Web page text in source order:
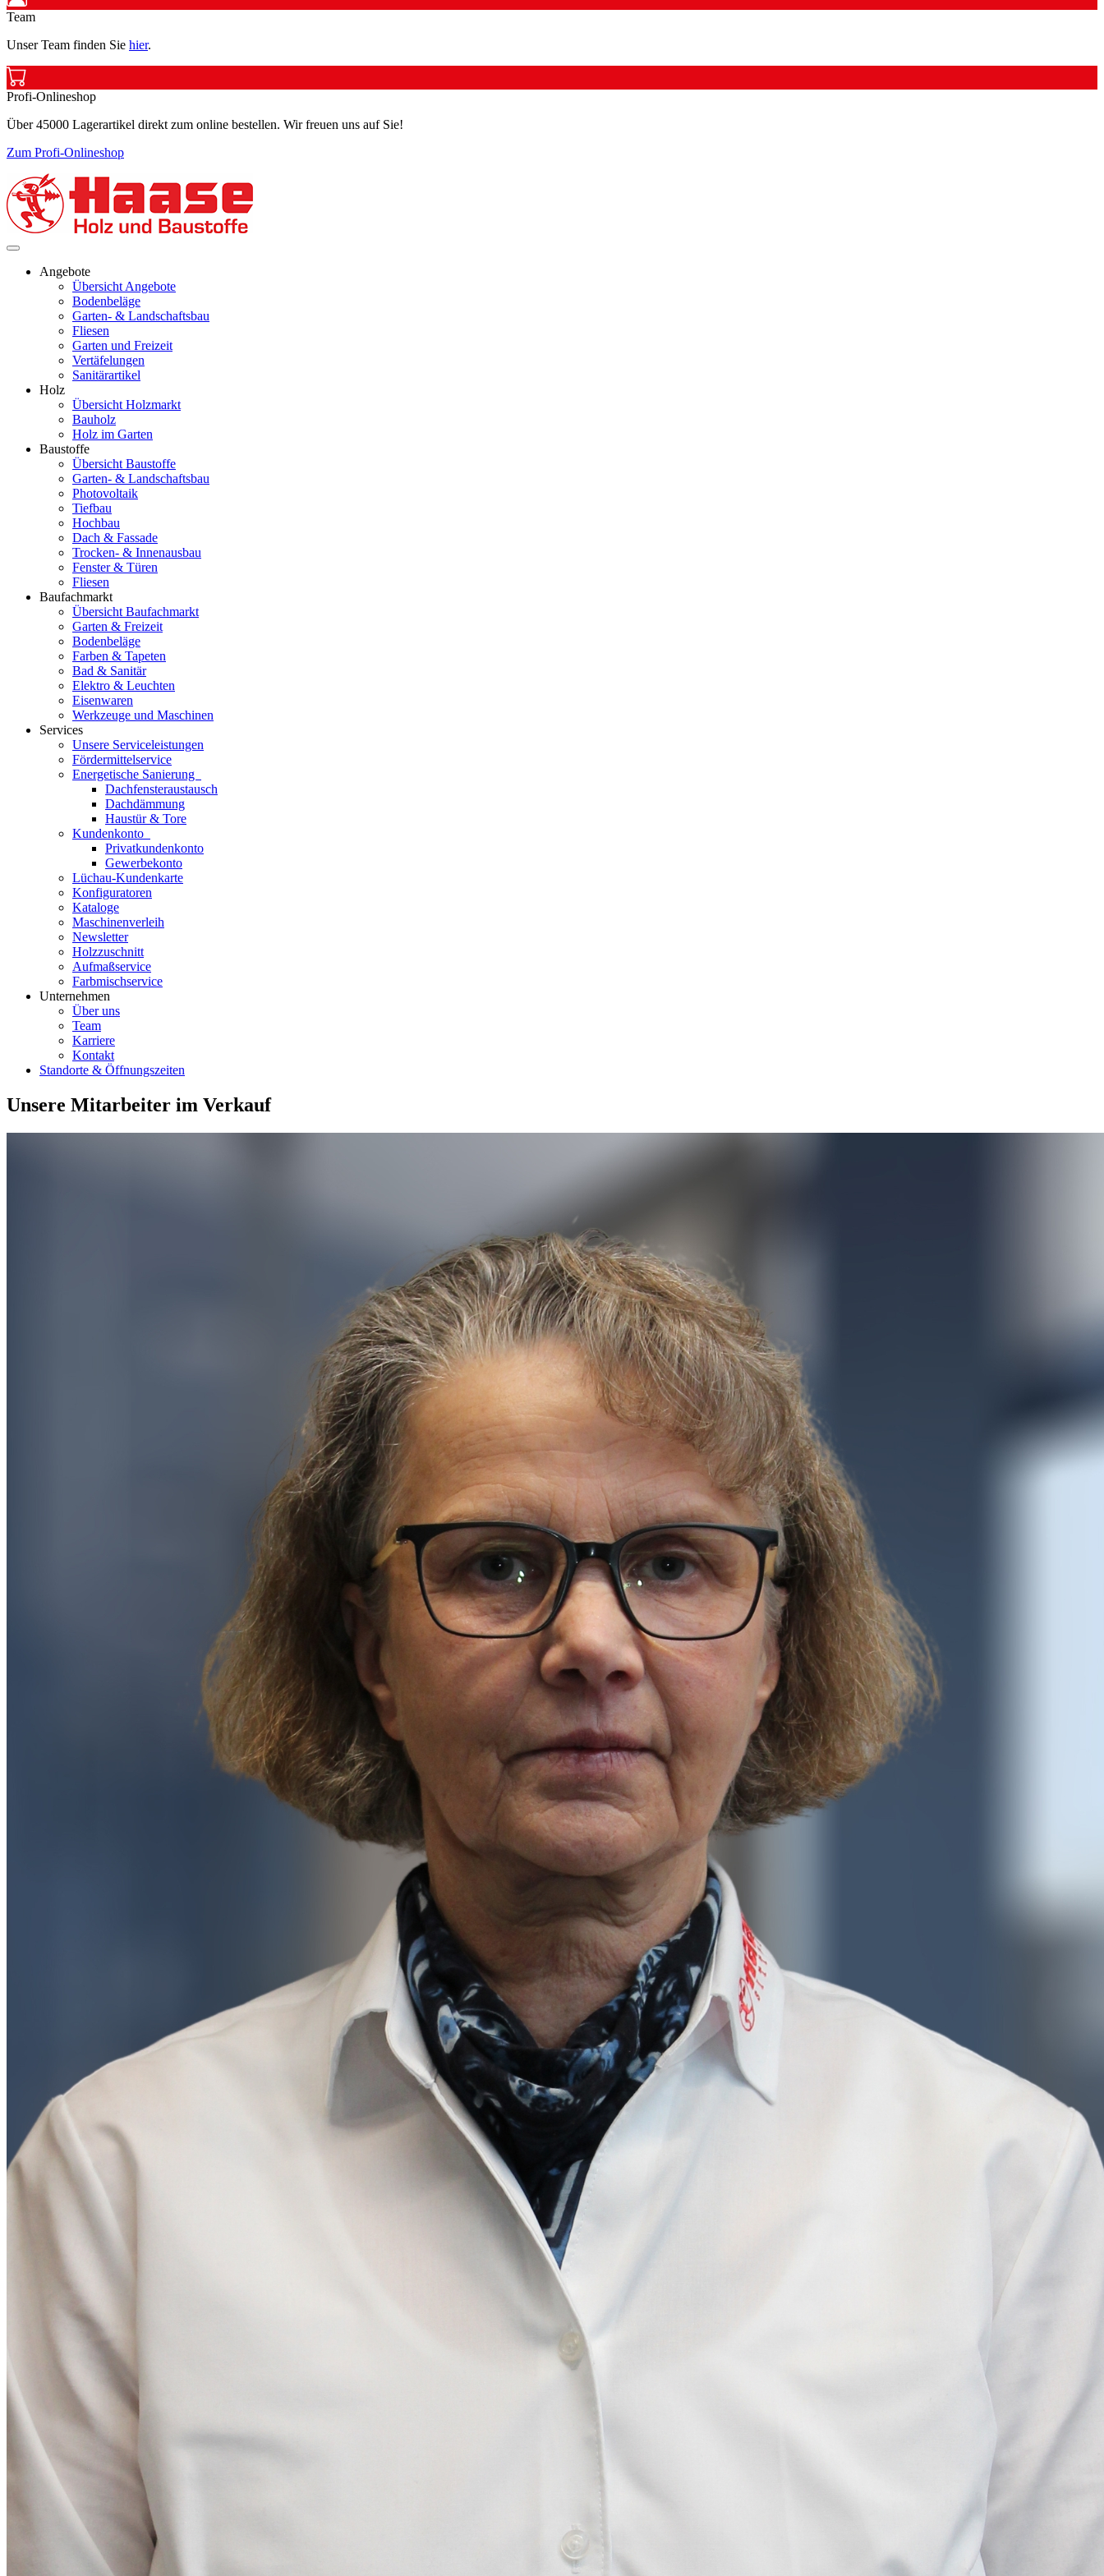
Team
Unser Team finden Sie hier.
Profi-Onlineshop
Über 45000 Lagerartikel direkt zum online bestellen. Wir freuen uns auf Sie!
Zum Profi-Onlineshop
Angebote
Übersicht Angebote
Bodenbeläge
Garten- & Landschaftsbau
Fliesen
Garten und Freizeit
Vertäfelungen
Sanitärartikel
Holz
Übersicht Holzmarkt
Bauholz
Holz im Garten
Baustoffe
Übersicht Baustoffe
Garten- & Landschaftsbau
Photovoltaik
Tiefbau
Hochbau
Dach & Fassade
Trocken- & Innenausbau
Fenster & Türen
Fliesen
Baufachmarkt
Übersicht Baufachmarkt
Garten & Freizeit
Bodenbeläge
Farben & Tapeten
Bad & Sanitär
Elektro & Leuchten
Eisenwaren
Werkzeuge und Maschinen
Services
Unsere Serviceleistungen
Fördermittelservice
Energetische Sanierung
Dachfensteraustausch
Dachdämmung
Haustür & Tore
Kundenkonto
Privatkundenkonto
Gewerbekonto
Lüchau-Kundenkarte
Konfiguratoren
Kataloge
Maschinenverleih
Newsletter
Holzzuschnitt
Aufmaßservice
Farbmischservice
Unternehmen
Über uns
Team
Karriere
Kontakt
Standorte & Öffnungszeiten
Unsere Mitarbeiter im Verkauf